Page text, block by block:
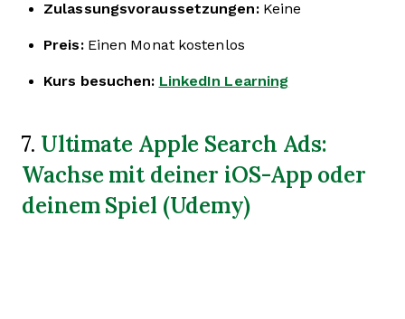
Zulassungsvoraussetzungen:Keine
Preis:Einen Monat kostenlos
Kurs besuchen: LinkedIn Learning
7. Ultimate Apple Search Ads:
Wachse mit deiner iOS-App oder
deinem Spiel (Udemy)